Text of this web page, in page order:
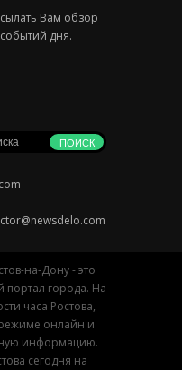
Вам обзор
дня.
на-Дону - это
города. На
часа Ростова,
онлайн и
информацию.
сегодня на